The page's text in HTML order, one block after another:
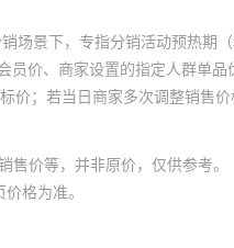
场景下，专指分销活动预热期
价、商家设置的指定人群单
；若当日商家多次调整销售价
价等，并非原价，仅供参考。
格为准。